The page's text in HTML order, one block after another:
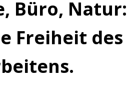
Büro, Natur:
Freiheit des